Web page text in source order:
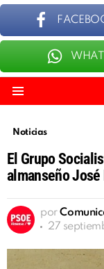
Noticias
El Grupo
almanseño
por
27